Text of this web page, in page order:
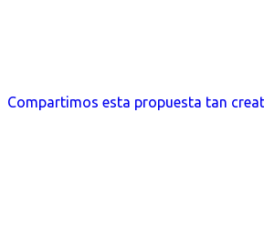
Compartimos esta propuesta tan